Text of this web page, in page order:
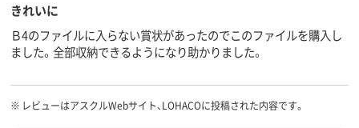
きれいに
Ｂ4のファイルに入らない賞状があったのでこのファイルを購入し
ました。全部収納できるようになり助かりました。
※ レビューはアスクルWebサイト、LOHACOに投稿された内容です。